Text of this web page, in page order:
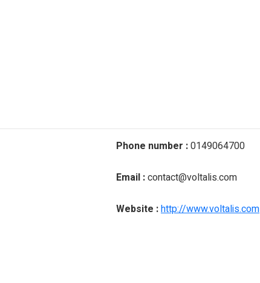
Phone number :0149064700
Email :contact@voltalis.com
Website :http://www.voltalis.com